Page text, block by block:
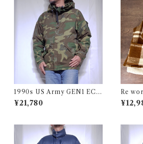
1990s US Army GEN1 EC
WCS Gore-Tex Parka M-R
/ 米軍 ゴアテックス パーカー
¥21,780
Re
oa
ッチ ウ